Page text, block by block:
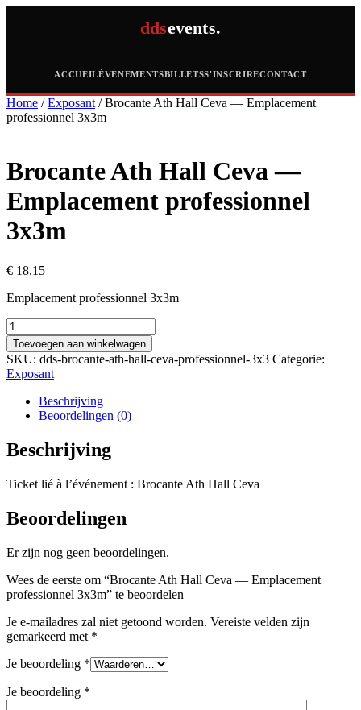
ddsevents.
ACCUEILÉVÉNEMENTSBILLETSS'INSCRIRECONTACT
Home /Exposant / Brocante Ath Hall Ceva — Emplacement
professionnel 3x3m
Brocante Ath Hall Ceva —
Emplacement professionnel
3x3m
€ 18,15
Emplacement professionnel 3x3m
Brocante
Ath
Hall
Ceva
—
Emplacement
professionnel
aantal
Toevoegen aan winkelwagen
SKU: dds-brocante-ath-hall-ceva-professionnel-3x3 Categorie:
Exposant
Beschrijving
Beoordelingen (0)
Beschrijving
Ticket lié à l’événement : Brocante Ath Hall Ceva
Beoordelingen
Er zijn nog geen beoordelingen.
Wees de eerste om “Brocante Ath Hall Ceva — Emplacement
professionnel 3x3m” te beoordelen
Je e-mailadres zal niet getoond worden. Vereiste velden zijn
gemarkeerd met *
Je beoordeling *
Je beoordeling *